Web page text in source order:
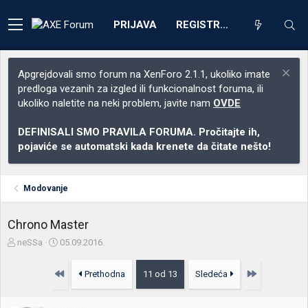
PRIJAVA REGISTRACIJA
Apgrejdovali smo forum na XenForo 2.1.1, ukoliko imate
predloga vezanih za izgled ili funkcionalnost foruma, ili
ukoliko naletite na neki problem, javite nam OVDE
DEFINISALI SMO PRAVILA FORUMA. Pročitajte ih,
pojaviće se automatski kada krenete da čitate nešto!
Modovanje
Chrono Master
Z
neSSa
D
u
05.09.2016.
Prvo Prethodna 11 od 13 Sledeća Poslednja